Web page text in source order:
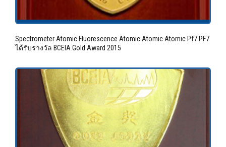
Spectrometer Atomic Fluorescence Atomic Atomic Atomic Pf7 PF7
ได้รับรางวัล BCEIA Gold Award 2015